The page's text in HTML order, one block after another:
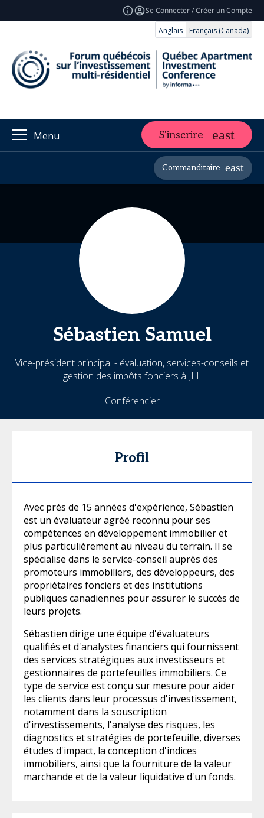
Se Connecter / Créer un Compte
Anglais
Français (Canada)
Menu S'inscrire
Commanditaire
Sébastien Samuel
Vice-président principal - évaluation, services-conseils et
gestion des impôts fonciers à JLL
Conférencier
Profil
Avec près de 15 années d'expérience, Sébastien
est un évaluateur agréé reconnu pour ses
compétences en développement immobilier et
plus particulièrement au niveau du terrain. Il se
spécialise dans le service-conseil auprès des
promoteurs immobiliers, des développeurs, des
propriétaires fonciers et des institutions
publiques canadiennes pour assurer le succès de
leurs projets.
Sébastien dirige une équipe d'évaluateurs
qualifiés et d'analystes financiers qui fournissent
des services stratégiques aux investisseurs et
gestionnaires de portefeuilles immobiliers. Ce
type de service est conçu sur mesure pour aider
les clients dans leur processus d'investissement,
notamment dans la souscription
d'investissements, l'analyse des risques, les
diagnostics et stratégies de portefeuille, diverses
études d'impact, la conception d'indices
immobiliers, ainsi que la fourniture de la valeur
marchande et de la valeur liquidative d'un fonds.